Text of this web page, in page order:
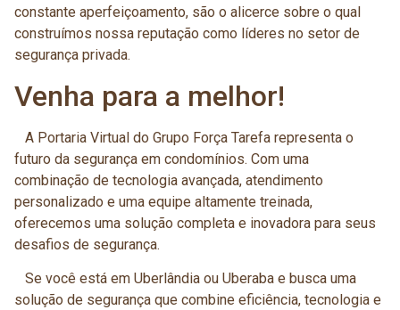
constante aperfeiçoamento, são o alicerce sobre o qual
construímos nossa reputação como líderes no setor de
segurança privada.
Venha para a melhor!
A Portaria Virtual do Grupo Força Tarefa representa o
futuro da segurança em condomínios. Com uma
combinação de tecnologia avançada, atendimento
personalizado e uma equipe altamente treinada,
oferecemos uma solução completa e inovadora para seus
desafios de segurança.
Se você está em Uberlândia ou Uberaba e busca uma
solução de segurança que combine eficiência, tecnologia e